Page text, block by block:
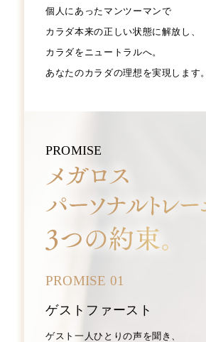
個人にあったマンツーマンで
カラダ本来の正しい状態に解放し、
カラダをニュートラルへ。
あなたのカラダの理想を実現します。
PROMISE
PROMISE 01
ゲストファースト
ゲスト一人ひとりの声を聞き、